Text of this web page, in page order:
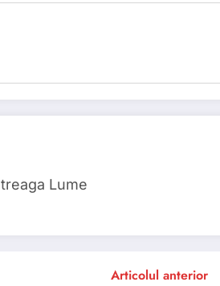
Lume
Articolul anterior